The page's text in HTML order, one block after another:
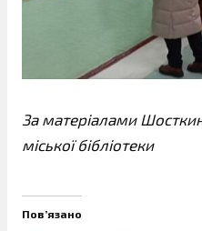
За матеріалами
міської бібліотеки
Пов’язано